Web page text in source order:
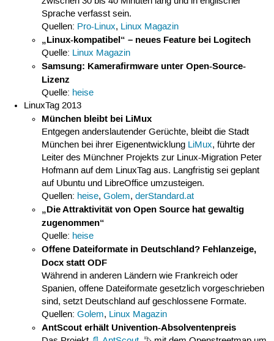
Sprache verfasst sein.
Quellen: Pro-Linux, Linux Magazin
„Linux-kompatibel“ – neues Feature bei Logitech
Quelle: Linux Magazin
Samsung: Kamerafirmware unter Open-Source-
Lizenz
Quelle: heise
LinuxTag 2013
München bleibt bei LiMux
Entgegen anderslautender Gerüchte, bleibt die Stadt
München bei ihrer Eigenentwicklung LiMux, führte der
Leiter des Münchner Projekts zur Linux-Migration Peter
Hofmann auf dem LinuxTag aus. Langfristig sei geplant
auf Ubuntu und LibreOffice umzusteigen.
Quellen: heise,Golem,derStandard.at
„Die Attraktivität von Open Source hat gewaltig
zugenommen“
Quelle: heise
Offene Dateiformate in Deutschland? Fehlanzeige,
Docx statt ODF
Während in anderen Ländern wie Frankreich oder
Spanien, offene Dateiformate gesetzlich vorgeschrieben
sind, setzt Deutschland auf geschlossene Formate.
Quellen:Golem, Linux Magazin
AntScout erhält Univention-Absolventenpreis